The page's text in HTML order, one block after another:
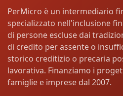
PerMicro è un intermediario
specializzato nell'inclusione
di persone escluse dai
di credito per assente o
storico creditizio o precaria
lavorativa. Finanziamo i
famiglie e imprese dal 2007.